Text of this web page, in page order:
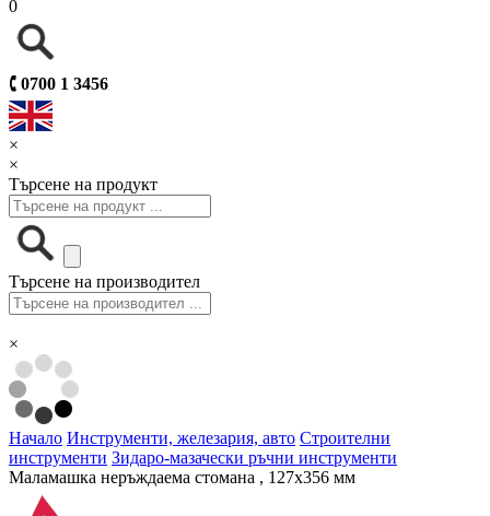
0
🕻 0700 1 3456
×
×
Търсене на продукт
Търсене на производител
×
Начало Инструменти, железария, авто Строителни
инструменти Зидаро-мазачески ръчни инструменти
Маламашка неръждаема стомана , 127х356 мм